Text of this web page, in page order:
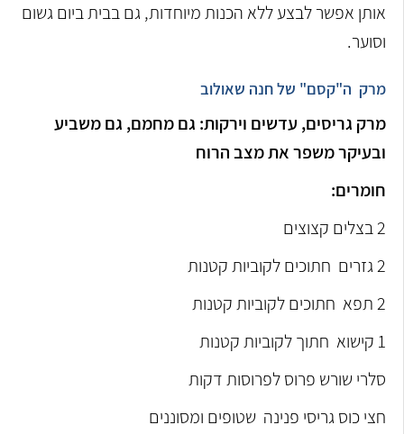
אותן אפשר לבצע ללא הכנות מיוחדות, גם בבית ביום גשום
וסוער.
מרק ה"קסם" של חנה שאולוב
מרק גריסים, עדשים וירקות: גם מחמם, גם משביע
ובעיקר משפר את מצב הרוח
חומרים:
2 בצלים קצוצים
2 גזרים חתוכים לקוביות קטנות
2 תפא חתוכים לקוביות קטנות
1 קישוא חתוך לקוביות קטנות
סלרי שורש פרוס לפרוסות דקות
חצי כוס גריסי פנינה שטופים ומסוננים